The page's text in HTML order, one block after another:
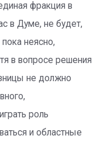
фракция в
в Думе, не будет,
неясно,
в вопросе решения
не должно
роль
и областные